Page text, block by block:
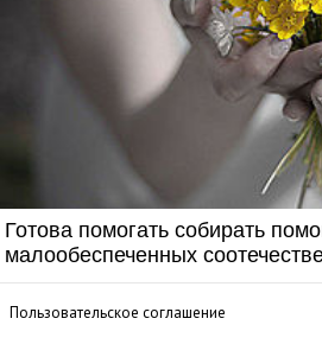
Готова помогать собирать
малообеспеченных
Пользовательское соглашение